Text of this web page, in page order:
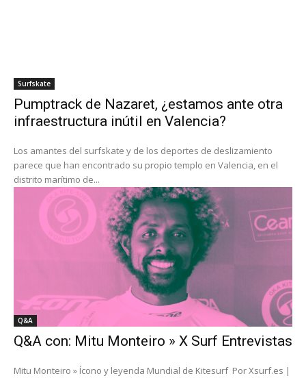
Surfskate
Pumptrack de Nazaret, ¿estamos ante otra
infraestructura inútil en Valencia?
Los amantes del surfskate y de los deportes de deslizamiento
parece que han encontrado su propio templo en Valencia, en el
distrito marítimo de...
Q&A
Q&A con: Mitu Monteiro » X Surf Entrevistas
Mitu Monteiro » Ícono y leyenda Mundial de Kitesurf Por Xsurf.es |